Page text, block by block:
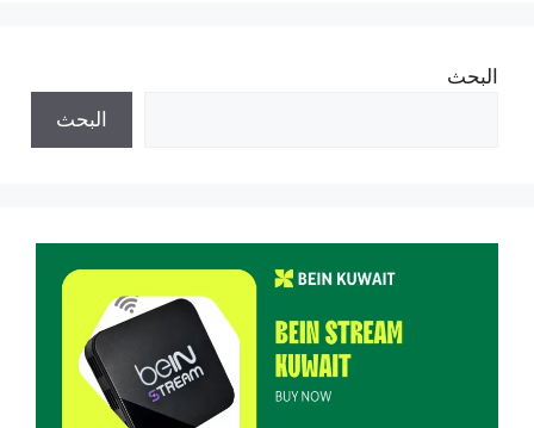
البحث
البحث